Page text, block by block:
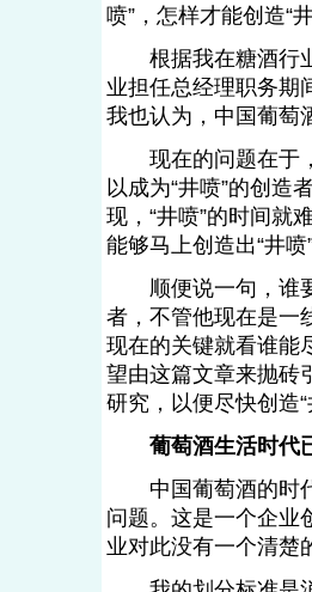
喷”，怎样才能创造“
根据我在糖酒行业
业担任总经理职务期
我也认为，中国葡萄
现在的问题在于，
以成为“井喷”的创造
现，“井喷”的时间就
能够马上创造出“井
顺便说一句，谁要
者，不管他现在是一
现在的关键就看谁能
望由这篇文章来抛砖
研究，以便尽快创造“
葡萄酒生活时代
中国葡萄酒的时代
问题。这是一个企业
业对此没有一个清楚